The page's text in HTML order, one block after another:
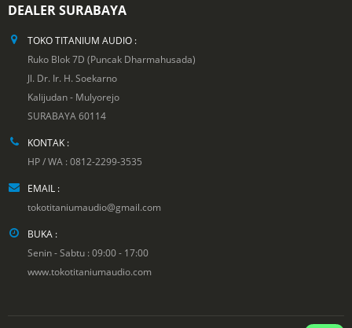
DEALER SURABAYA
TOKO TITANIUM AUDIO :
Ruko Blok 7D (Puncak Dharmahusada)
Jl. Dr. Ir. H. Soekarno
Kalijudan - Mulyorejo
SURABAYA 60114
KONTAK :
HP / WA : 0812-2299-3535
EMAIL :
tokotitaniumaudio@gmail.com
BUKA :
Senin - Sabtu : 09:00 - 17:00
www.tokotitaniumaudio.com